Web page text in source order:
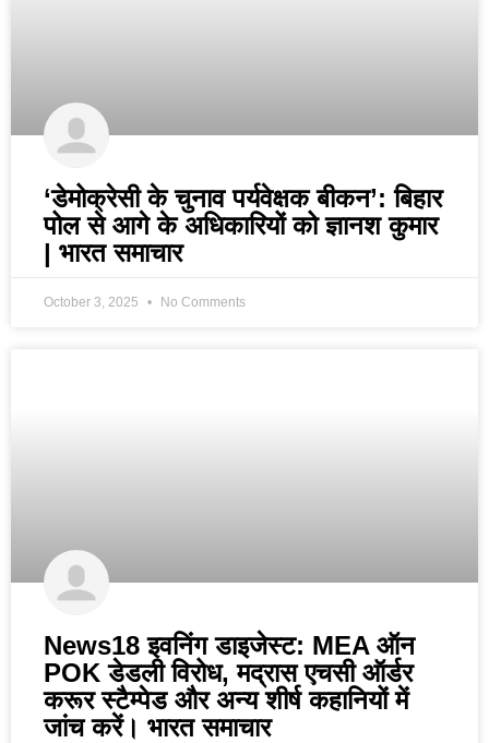
‘डेमोक्रेसी के चुनाव पर्यवेक्षक बीकन’: बिहार
पोल से आगे के अधिकारियों को ज्ञानश कुमार
| भारत समाचार
October 3, 2025 No Comments
News18 इवनिंग डाइजेस्ट: MEA ऑन
POK डेडली विरोध, मद्रास एचसी ऑर्डर
करूर स्टैम्पेड और अन्य शीर्ष कहानियों में
जांच करें। भारत समाचार